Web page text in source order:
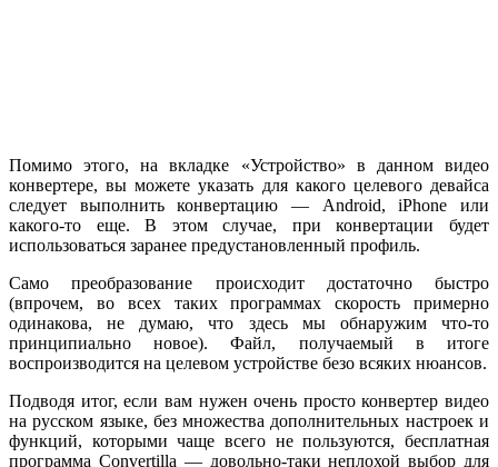
Помимо этого, на вкладке «Устройство» в данном видео
конвертере, вы можете указать для какого целевого девайса
следует выполнить конвертацию — Android, iPhone или
какого-то еще. В этом случае, при конвертации будет
использоваться заранее предустановленный профиль.
Само преобразование происходит достаточно быстро
(впрочем, во всех таких программах скорость примерно
одинакова, не думаю, что здесь мы обнаружим что-то
принципиально новое). Файл, получаемый в итоге
воспроизводится на целевом устройстве безо всяких нюансов.
Подводя итог, если вам нужен очень просто конвертер видео
на русском языке, без множества дополнительных настроек и
функций, которыми чаще всего не пользуются, бесплатная
программа Convertilla — довольно-таки неплохой выбор для